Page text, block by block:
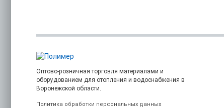
Оптово-розничная торговля материалами и
оборудованием для отопления и водоснабжения в
Воронежской области.
Политика обработки персональных данных